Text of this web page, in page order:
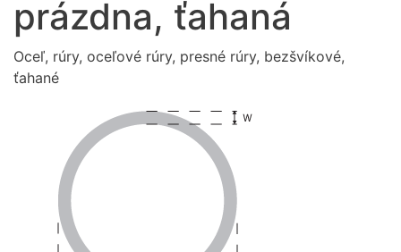
prázdna, ťahaná
Oceľ, rúry, oceľové rúry, presné rúry, bezšvíkové,
ťahané